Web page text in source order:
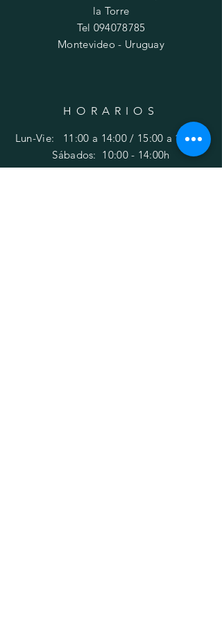
la Torre
Tel 094078785
Montevideo - Uruguay
HORARIOS
Lun-Vie: 11:00 a 14:00 / 15:00 a 19:00h
​​Sábados: 10:00 - 14:00h
Domingos: Cerrado